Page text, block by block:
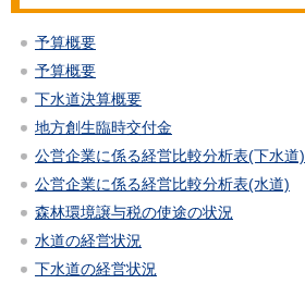
予算概要
予算概要
下水道決算概要
地方創生臨時交付金
公営企業に係る経営比較分析表(下水道)
公営企業に係る経営比較分析表(水道)
森林環境譲与税の使途の状況
水道の経営状況
下水道の経営状況